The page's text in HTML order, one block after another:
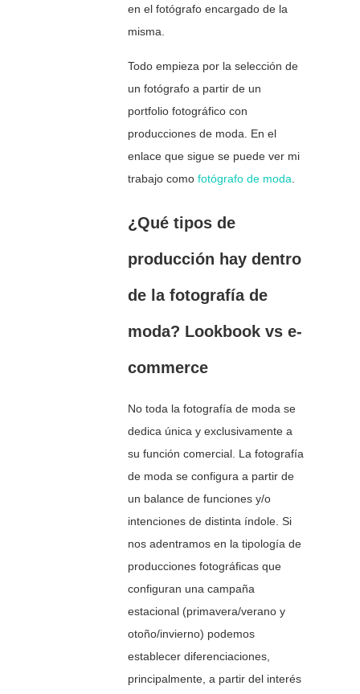
en el fotógrafo encargado de la
misma.
Todo empieza por la selección de
un fotógrafo a partir de un
portfolio fotográfico con
producciones de moda. En el
enlace que sigue se puede ver mi
trabajo comofotógrafo de moda
¿Qué tipos de
producción hay dentro
de la fotografía de
moda? Lookbook vs e-
commerce
No toda la fotografía de moda se
dedica única y exclusivamente a
su función comercial. La fotografía
de moda se configura a partir de
un balance de funciones y/o
intenciones de distinta índole. Si
nos adentramos en la tipología de
producciones fotográficas que
configuran una campaña
estacional (primavera/verano y
otoño/invierno) podemos
establecer diferenciaciones,
principalmente, a partir del interés